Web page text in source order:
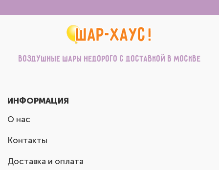
Воздушные шары недорого с доставкой в Москве
ИНФОРМАЦИЯ
О нас
Контакты
Доставка и оплата